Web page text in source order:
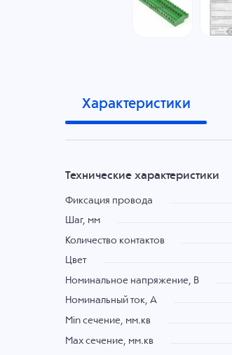
Характеристики
Технические характеристики
Фиксация провода
Шаг, мм
Количество контактов
Цвет
Номинальное напряжение, B
Номинальный ток, А
Min сечение, мм.кв
Max сечение, мм.кв